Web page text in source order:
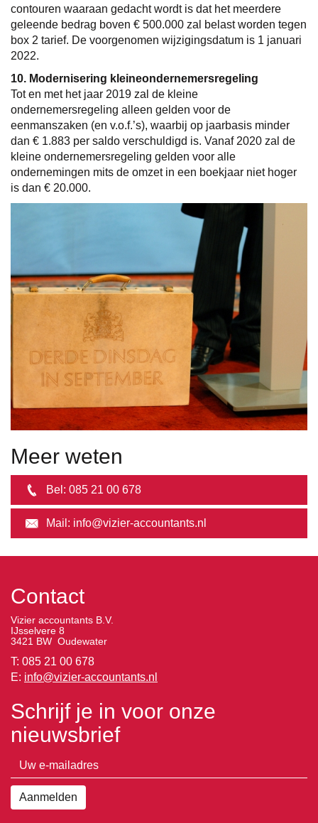
contouren waaraan gedacht wordt is dat het meerdere
geleende bedrag boven € 500.000 zal belast worden tegen
box 2 tarief. De voorgenomen wijzigingsdatum is 1 januari
2022.
10. Modernisering kleineondernemersregeling
Tot en met het jaar 2019 zal de kleine
ondernemersregeling alleen gelden voor de
eenmanszaken (en v.o.f.’s), waarbij op jaarbasis minder
dan € 1.883 per saldo verschuldigd is. Vanaf 2020 zal de
kleine ondernemersregeling gelden voor alle
ondernemingen mits de omzet in een boekjaar niet hoger
is dan € 20.000.
Meer weten
Bel: 085 21 00 678
Mail: info@vizier-accountants.nl
Contact
Vizier accountants B.V.
IJsselvere 8
3421 BW Oudewater
T: 085 21 00 678
E: info@vizier-accountants.nl
Schrijf je in voor onze
nieuwsbrief